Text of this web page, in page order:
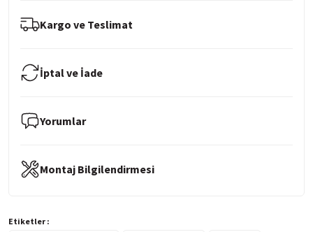
Kargo ve Teslimat
İptal ve İade
Yorumlar
Montaj Bilgilendirmesi
Etiketler :